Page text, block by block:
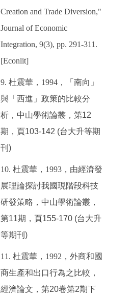
Creation and Trade Diversion,"
Journal of Economic
Integration, 9(3), pp. 291-311.
[Econlit]
9.杜震華，1994 ，「南向」
與「西進」政策的比較分
析，中山學術論叢，第12
期，頁103-142 (台大升等期
刊)
10.杜震華，1993 ，由經濟發
展理論探討我國現階段科技
研發策略，中山學術論叢，
第11期，頁155-170 (台大升
等期刊)
11.杜震華，1992 ，外商和國
商生產和出口行為之比較，
經濟論文，第20卷第2期下